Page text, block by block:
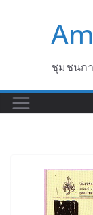
ชุมชนก